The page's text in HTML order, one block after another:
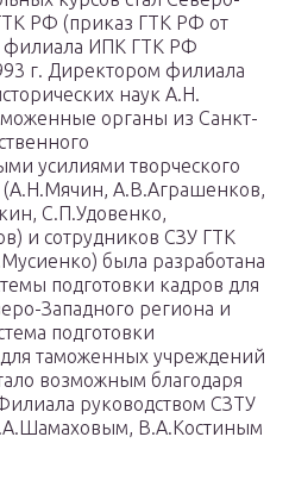
РФ (приказ ГТК РФ от
филиала ИПК ГТК РФ
г. Директором филиала
наук А.Н.
органы из Санкт-
усилиями творческого
А.В.Аграшен­ков,
С.П.Удовенко,
и сотрудников СЗУ ГТК
была разработана
подготовки кадров для
Западного ре­гиона и
подготовки
таможенных учреждений
возможным благодаря
руко­водством СЗТУ
В.А.Костиным